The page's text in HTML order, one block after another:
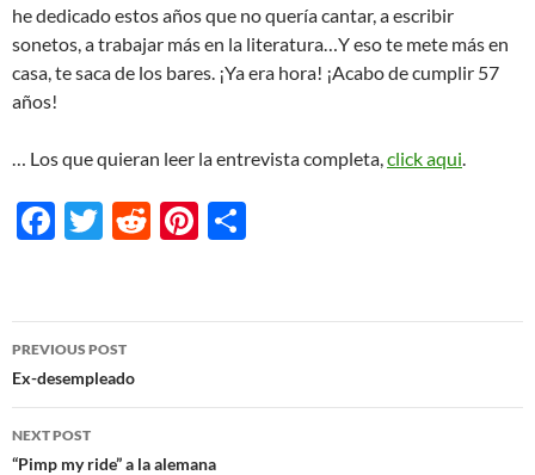
he dedicado estos años que no quería cantar, a escribir
sonetos, a trabajar más en la literatura…Y eso te mete más en
casa, te saca de los bares. ¡Ya era hora! ¡Acabo de cumplir 57
años!
… Los que quieran leer la entrevista completa,click aqui.
F
b
o
o
k
T
er
R
di
Pi
es e
Post
navigation
PREVIOUS POST
Ex-desempleado
NEXT POST
“Pimp my ride” a la alemana